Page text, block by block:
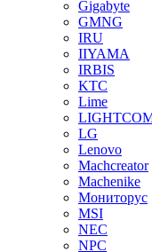
Gigabyte
GMNG
IRU
IIYAMA
IRBIS
KTC
Lime
LG
Lenovo
Machcreator
Machenike
Мониторус
MSI
NEC
NPC